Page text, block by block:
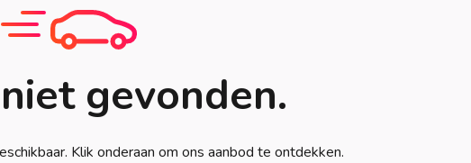
gevonden.
Klik onderaan om ons aanbod te ontdekken.